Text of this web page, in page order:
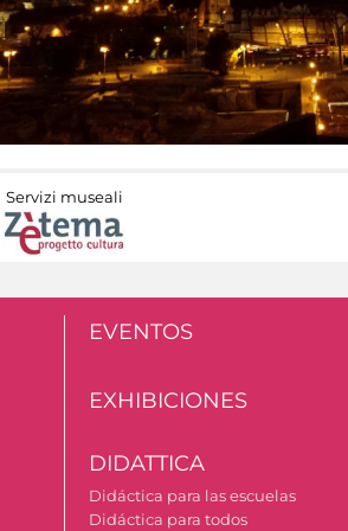
Servizi museali
EVENTOS
EXHIBICIONES
DIDATTICA
Didáctica para las escuelas
Didáctica para todos